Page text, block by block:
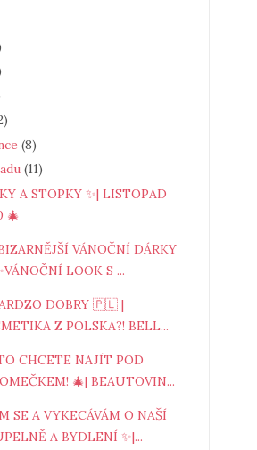
(8)
(11)
A STOPKY ✨| LISTOPAD
🎄
VÁNOČNÍ DÁRKY
LOOK S ...
DOBRY 🇵🇱 |
Z POLSKA?! BELL...
CHCETE NAJÍT POD
🎄| BEAUTOVIN...
SE A VYKECÁVÁM O NAŠÍ
A BYDLENÍ ✨|...